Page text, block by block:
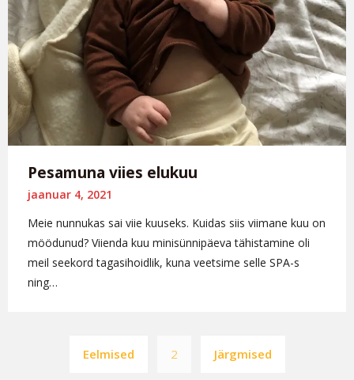
Pesamuna viies elukuu
jaanuar 4, 2021
Meie nunnukas sai viie kuuseks. Kuidas siis viimane kuu on
möödunud? Viienda kuu minisünnipäeva tähistamine oli
meil seekord tagasihoidlik, kuna veetsime selle SPA-s
ning…
Eelmised 2 Järgmised